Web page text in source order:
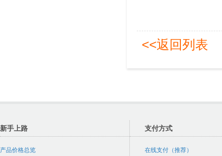
<<返回列表
新手上路 支付方式
产品价格总览
在线支付（推荐）